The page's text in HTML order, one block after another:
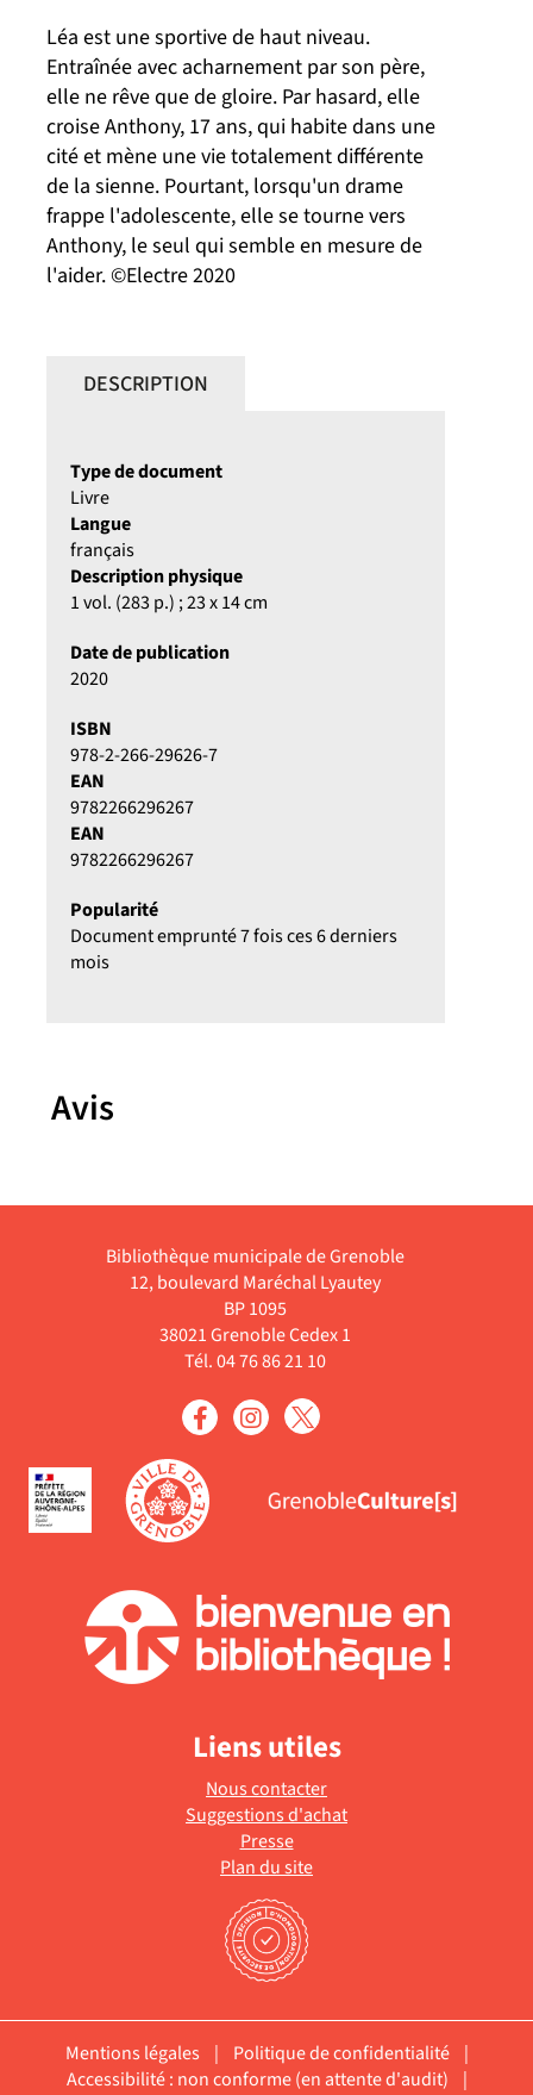
Léa est une sportive de haut niveau.
Entraînée avec acharnement par son père,
elle ne rêve que de gloire. Par hasard, elle
croise Anthony, 17 ans, qui habite dans une
cité et mène une vie totalement différente
de la sienne. Pourtant, lorsqu'un drame
frappe l'adolescente, elle se tourne vers
Anthony, le seul qui semble en mesure de
l'aider. ©Electre 2020
DESCRIPTION
Type de document
Livre
Langue
français
Description physique
1 vol. (283 p.) ; 23 x 14 cm
Date de publication
2020
ISBN
978-2-266-29626-7
EAN
9782266296267
EAN
9782266296267
Popularité
Document emprunté 7 fois ces 6 derniers
mois
Avis
Bibliothèque municipale de Grenoble
12, boulevard Maréchal Lyautey
BP 1095
38021 Grenoble Cedex 1
Tél. 04 76 86 21 10
Liens utiles
Nous contacter
Suggestions d'achat
Presse
Plan du site
Mentions légales | Politique de confidentialité
|
Accessibilité : non conforme (en attente d'audit)
|